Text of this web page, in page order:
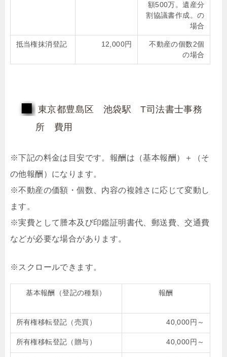
額500万。遺産分
割協議書作成。の
場合
抵当権抹消登記 12,000円
不動産の個数2個
の場合
東京都豊島区 池袋駅 T司法書士事務
所 費用
※下記の料金は目安です。報酬は（基本報酬）＋（そ
の他報酬）になります。
※不動産の価額・個数、内容の複雑さに応じて変動し
ます。
※実費として謄本及び印鑑証明書代、郵送費、交通費
などが必要な場合があります。
基本報酬（登記の種類） 報酬
所有権移転登記（売買） 40,000円～
所有権移転登記（贈与） 40,000円～